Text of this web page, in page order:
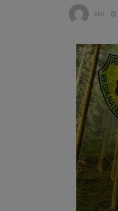
Stiri